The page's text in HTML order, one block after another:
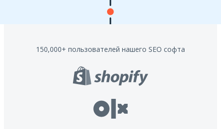
150,000+ пользователей нашего SEO софта